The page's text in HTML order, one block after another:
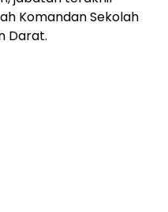
Komandan Sekolah
Darat.